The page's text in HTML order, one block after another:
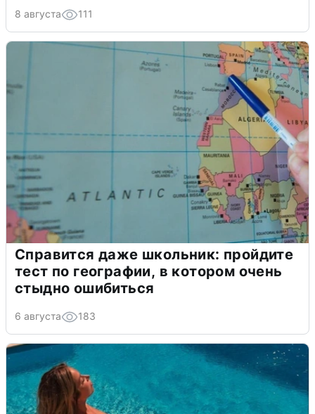
8 августа 111
Справится даже школьник: пройдите
тест по географии, в котором очень
стыдно ошибиться
6 августа 183